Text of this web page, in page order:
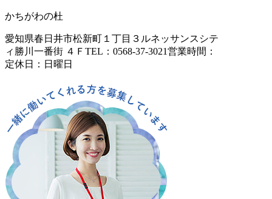
かちがわの杜
愛知県春日井市松新町１丁目３ ルネッサンスシテ
ィ勝川一番街 ４Ｆ TEL：0568-37-3021営業時間：
定休日：日曜日